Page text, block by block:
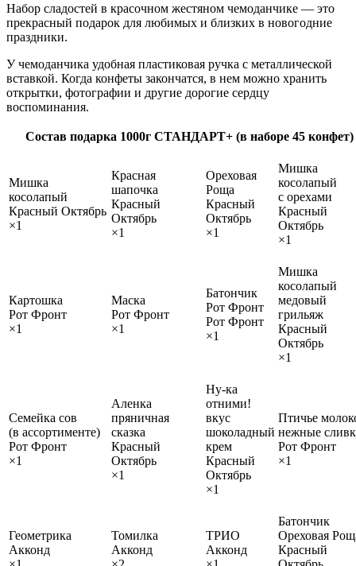
Набор сладостей в красочном жестяном чемоданчике — это
прекрасный подарок для любимых и близких в новогодние
праздники.
У чемоданчика удобная пластиковая ручка с металлической
вставкой. Когда конфеты закончатся, в нем можно хранить
открытки, фотографии и другие дорогие сердцу
воспоминания.
Состав подарка 1000г СТАНДАРТ+ (в наборе 45 конфет)
Мишка
косолапый
Красный Октябрь
×1
Красная
шапочка
Красный
Октябрь
×1
Ореховая
Роща
Красный
Октябрь
×1
Мишка
косолапый
с орехами
Красный
Октябрь
×1
Картошка
Рот Фронт
×1
Маска
Рот Фронт
×1
Батончик
Рот Фронт
Рот Фронт
×1
Мишка
косолапый
медовый
грильяж
Красный
Октябрь
×1
Семейка сов
(в ассортименте)
Рот Фронт
×1
Аленка
пряничная
сказка
Красный
Октябрь
×1
Ну-ка
отними!
вкус
шоколадный
крем
Красный
Октябрь
×1
Птичье
нежные
Рот Фронт
×1
Геометрика
Акконд
Томилка
Акконд
ТРИО
Акконд
Батончик
Ореховая
Красный